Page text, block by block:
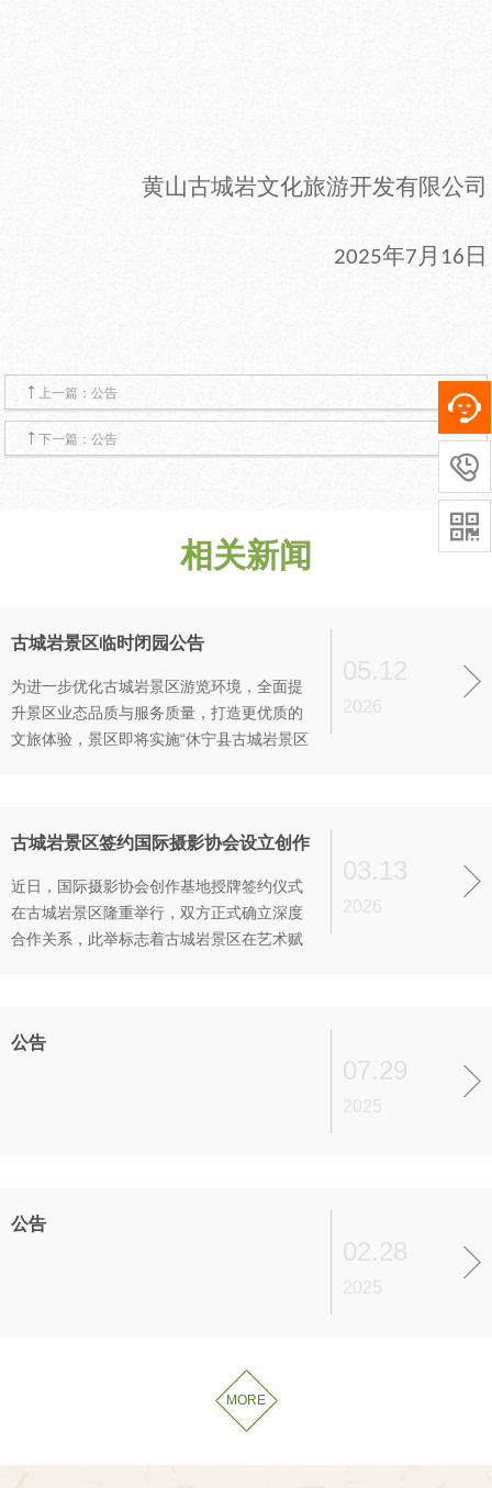
黄山古城岩文化旅游开发有限公司
2025年7 月 16 日
上一篇：公告
下一篇：公告
相关新闻
古城岩景区临时闭园公告
为进一步优化古城岩景区游览环境，全面提
升景区业态品质与服务质量，打造更优质的
文旅体验，景区即将实施“休宁县古城岩景区
研究决定，景区将实施临时闭园，现将相关
05.12
2026
古城岩景区签约国际摄影协会设立创作
近日，国际摄影协会创作基地授牌签约仪式
在古城岩景区隆重举行，双方正式确立深度
合作关系，此举标志着古城岩景区在艺术赋
地
03.13
2026
公告
07.29
2025
公告
02.28
2025
MORE

